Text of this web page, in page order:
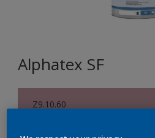
Alphatex SF
Z9.10.60